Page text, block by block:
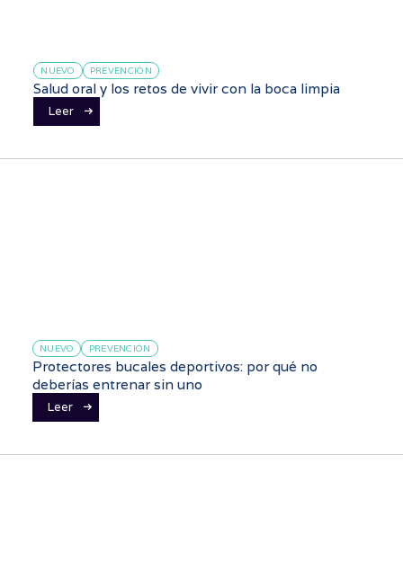
NUEVO PREVENCIÓN
Salud oral y los retos de vivir con la boca limpia
Leer
NUEVO PREVENCIÓN
Protectores bucales deportivos: por qué no
deberías entrenar sin uno
Leer